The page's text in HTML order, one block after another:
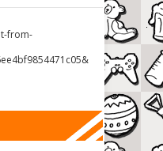
from-